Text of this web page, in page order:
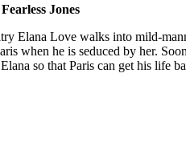
Jones
Elana Love walks into mild-
when he is seduced by her.
so that Paris can get his life